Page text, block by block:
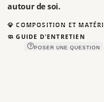
autour de soi.
💎 COMPOSITION ET
🧼 GUIDE D'ENTRETIEN
POSER UNE QUESTION